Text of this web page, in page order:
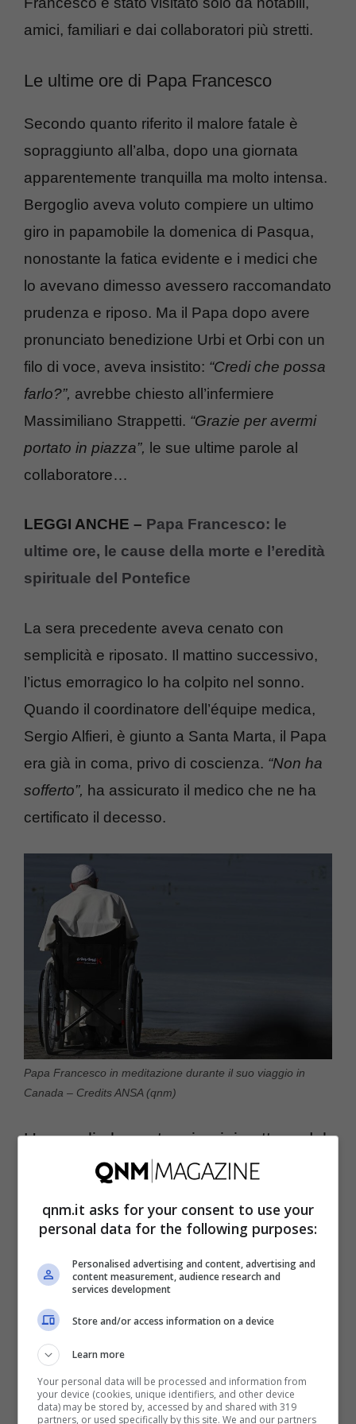
amici, familiari e dai collaboratori più stretti.
Le ultime ore di Papa Francesco
Secondo quanto riferito il malore fatale è
sopraggiunto all’alba, dopo una giornata
apparentemente tranquilla ma molto intensa.
Bergoglio aveva voluto compiere un ultimo
giro in papamobile la domenica di Pasqua,
nonostante la fatica evidente e i medici che
lo avevano dimesso avessero raccomandato
prudenza e riposo. Ma il Papa dopo avere
pronunciato benedizione Urbi et Orbi con un
filo di voce, aveva insistito: “Credi che possa
farlo?”, avrebbe chiesto all’infermiere
Massimiliano Strappetti. “Grazie per avermi
portato in piazza”, le sue ultime parole al
collaboratore…
LEGGI ANCHE – Papa Francesco: le
ultime ore, le cause della morte e l’eredità
spirituale del Pontefice
La sera precedente aveva cenato con
semplicità e riposato. Il mattino successivo,
l’ictus emorragico lo ha colpito nel sonno.
Quando il coordinatore dell’équipe medica,
Sergio Alfieri, è giunto a Santa Marta, il Papa
era già in coma, privo di coscienza. “Non ha
sofferto”, ha assicurato il medico che ne ha
certificato il decesso.
Papa Francesco in meditazione durante il suo viaggio in
Canada – Credits ANSA (qnm)
Una veglia lunga tre giorni, in attesa del
Da oggi a venerdì la Basilica di San Pietro
resterà aperta giorno e notte. I fedeli
potranno vedere da vicino il corpo del Papa.
L’afflusso previsto è imponente: decine e
decine di migliaia di persone ogni giorno fino
a sabato, giorno delle esequie. Maxischermi
sicurezza attivato dal Viminale. Il corteo
qnm.it asks for your consent to use your
personal data for the following purposes:
Personalised advertising and content, advertising and
content measurement, audience research and
services development
Store and/or access information on a device
Learn more
Your personal data will be processed and information from
your device (cookies, unique identifiers, and other device
data) may be stored by, accessed by and shared with 319
partners, or used specifically by this site. We and our partners